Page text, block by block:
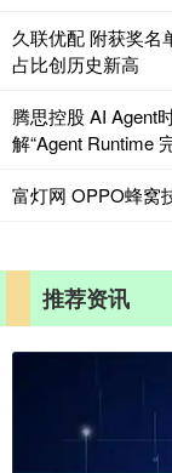
久联优配 附获奖名
占比创历史新高
腾思控股 AI Agent
解“Agent Runtime
富灯网 OPPO蜂窝
推荐资讯